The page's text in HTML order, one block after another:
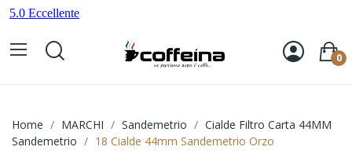
0
Home MARCHI Sandemetrio
Cialde Filtro Carta 44MM
Sandemetrio
18 Cialde 44mm Sandemetrio Orzo